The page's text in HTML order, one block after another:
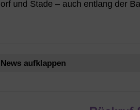
und Stade – auch entlang der
aufklappen